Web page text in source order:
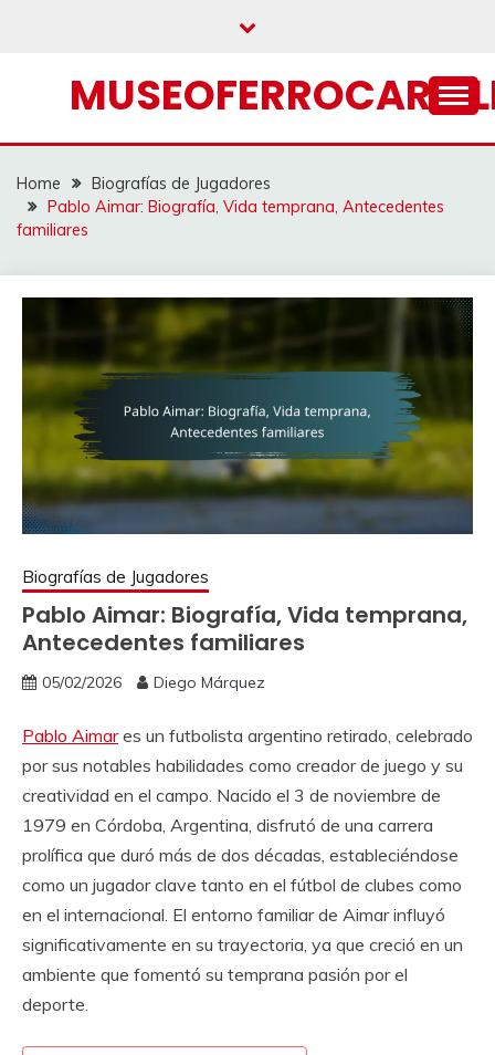
Home
Biografías de Jugadores
Pablo Aimar: Biografía, Vida temprana, Antecedentes
familiares
Biografías de Jugadores
Pablo Aimar: Biografía, Vida temprana,
Antecedentes familiares
05/02/2026 Diego Márquez
Pablo Aimares un futbolista argentino retirado, celebrado
por sus notables habilidades como creador de juego y su
creatividad en el campo. Nacido el 3 de noviembre de
1979 en Córdoba, Argentina, disfrutó de una carrera
prolífica que duró más de dos décadas, estableciéndose
como un jugador clave tanto en el fútbol de clubes como
en el internacional. El entorno familiar de Aimar influyó
significativamente en su trayectoria, ya que creció en un
ambiente que fomentó su temprana pasión por el
deporte.